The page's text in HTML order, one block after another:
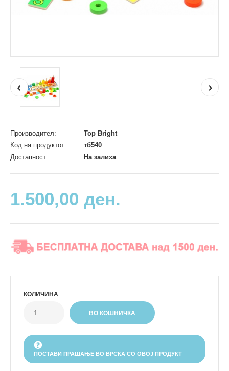
Производител:
Top Bright
Код на продуктот:
тб540
Достапност:
На залиха
1.500,00 ден.
КОЛИЧИНА
ПОСТАВИ ПРАШАЊЕ ВО ВРСКА СО ОВОЈ ПРОДУКТ